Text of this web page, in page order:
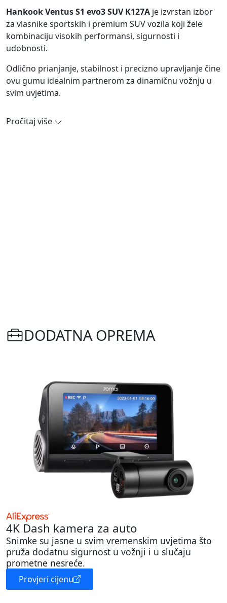
Hankook Ventus S1 evo3 SUV K127A je izvrstan izbor
za vlasnike sportskih i premium SUV vozila koji žele
kombinaciju visokih performansi, sigurnosti i
udobnosti.
Odlično prianjanje, stabilnost i precizno upravljanje čine
ovu gumu idealnim partnerom za dinamičnu vožnju u
svim uvjetima.
Pročitaj više
DODATNA OPREMA
4K Dash kamera za auto
Snimke su jasne u svim vremenskim uvjetima što
pruža dodatnu sigurnost u vožnji i u slučaju
prometne nesreće.
Provjeri cijenu